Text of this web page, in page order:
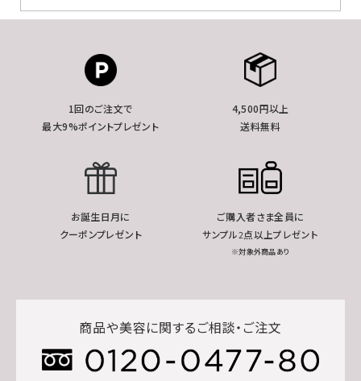
1回のご注文で
最大9%ポイントプレゼント
4,500円以上
送料無料
お誕生日月に
クーポンプレゼント
ご購入者さま全員に
サンプル2点以上プレゼント
※対象外商品あり
商品や美容に関するご相談・ご注文